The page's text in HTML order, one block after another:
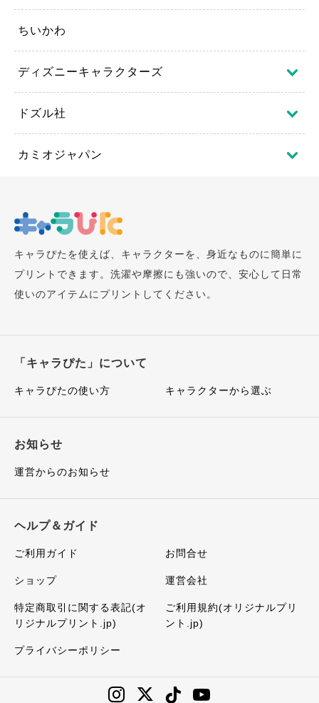
ちいかわ
ディズニーキャラクターズ
ドズル社
カミオジャパン
キャラぴたを使えば、キャラクターを、身近なものに簡単に
プリントできます。洗濯や摩擦にも強いので、安心して日常
使いのアイテムにプリントしてください。
「キャラぴた」について
キャラぴたの使い方 キャラクターから選ぶ
お知らせ
運営からのお知らせ
ヘルプ＆ガイド
ご利用ガイド お問合せ
ショップ 運営会社
特定商取引に関する表記(オ
リジナルプリント.jp)
ご利用規約(オリジナルプリ
ント.jp)
プライバシーポリシー